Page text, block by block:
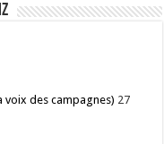
voix des campagnes) 27